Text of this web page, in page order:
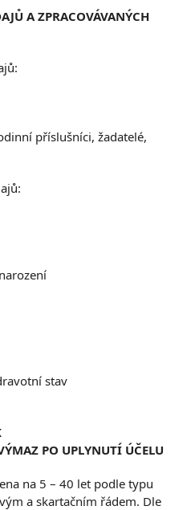
A ZPRACOVÁVANÝCH
příslušníci, žadatelé,
stav
PO UPLYNUTÍ ÚČELU
na 5 – 40 let podle typu
a skartačním řádem. Dle